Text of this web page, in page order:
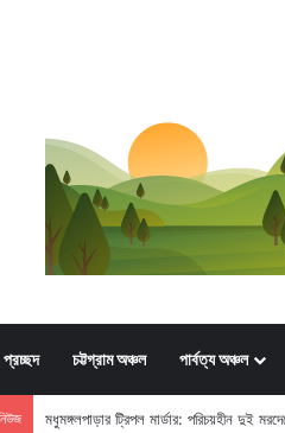
প্রচ্ছদ চট্টগ্রাম অঞ্চল পার্বত্য অঞ্চল
মধুমঙ্গলপাড়ার ট্রিপল মার্ডার: পরিচয়হীন দুই